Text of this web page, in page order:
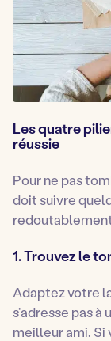
Les quatre
réussie
Pour ne pas
doit suivre
1. Trouvez le
Adaptez votre
s’adresse pas
meilleur ami. Si